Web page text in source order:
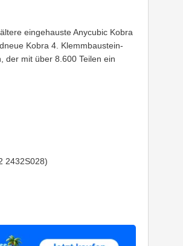
eingehauste Anycubic Kobra
Kobra 4. Klemmbaustein-
der mit über 8.600 Teilen ein
2432S028)